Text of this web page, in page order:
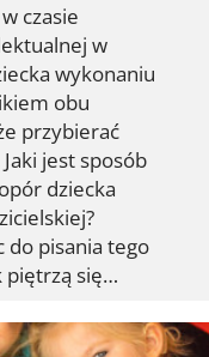
czasie
w
wykonaniu
obu
przybierać
jest sposób
dziecka
do pisania tego
piętrzą się…